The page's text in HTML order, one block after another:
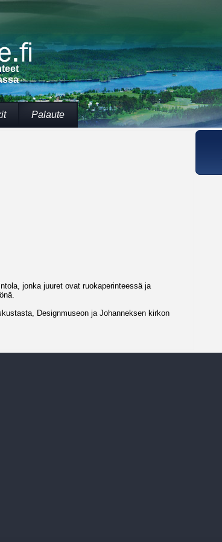
Palaute
jonka juuret ovat ruokaperinteessä ja
Designmuseon ja Johanneksen kirkon